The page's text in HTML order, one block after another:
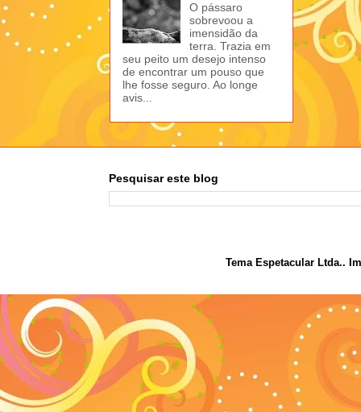
O pássaro
sobrevoou a
imensidão da
terra. Trazia em
seu peito um desejo intenso
de encontrar um pouso que
lhe fosse seguro. Ao longe
avis...
Pesquisar este blog
Tema Espetacular Ltda..